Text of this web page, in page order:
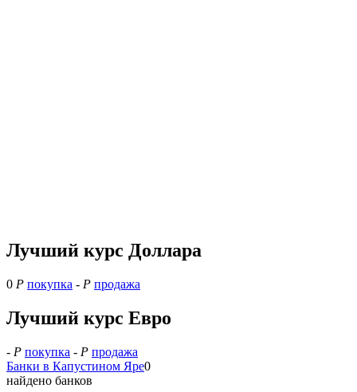
Лучший курс Доллара
0 Р покупка - Р продажа
Лучший курс Евро
- Р покупка - Р продажа
Банки в Капустином Яре0
найдено банков